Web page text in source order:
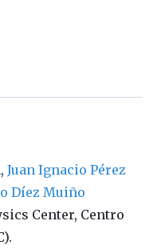
Juan Ignacio Pérez
Díez Muiño
Center, Centro